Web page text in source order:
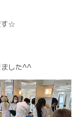
す☆
ました^^